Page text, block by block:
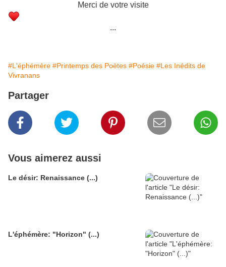
Merci de votre visite
...
#L'éphémère #Printemps des Poètes #Poésie #Les Inédits de
Vivranans
Partager
Vous aimerez aussi
Le désir: Renaissance (...)
L'éphémère: "Horizon" (...)